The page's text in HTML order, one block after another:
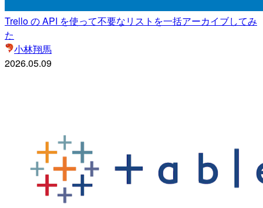
Trello の API を使って不要なリストを一括アーカイブしてみ
た
小林翔馬
2026.05.09